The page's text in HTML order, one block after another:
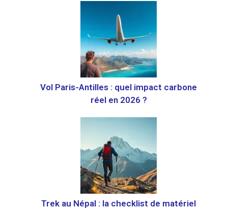
Vol Paris-Antilles : quel impact carbone
réel en 2026 ?
Trek au Népal : la checklist de matériel